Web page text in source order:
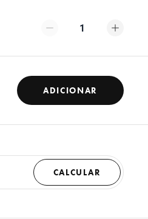
1
ADICIONAR
CALCULAR